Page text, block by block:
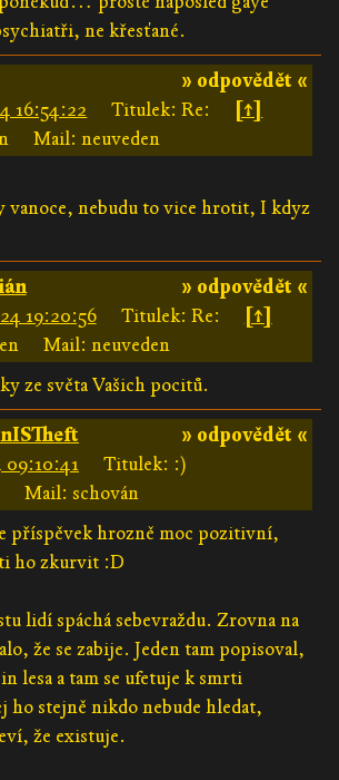
ne křesťané.
» odpovědět «
16:54:22 Titulek: Re:
[↑]
Mail: neuveden
vanoce, nebudu to vice hrotit, I kdyz
» odpovědět «
19:20:56 Titulek: Re:
[↑]
Mail: neuveden
ze světa Vašich pocitů.
» odpovědět «
09:10:41
Titulek: :)
Mail: schován
příspěvek hrozně moc pozitivní,
ho zkurvit :D
lidí spáchá sebevraždu. Zrovna na
že se zabije. Jeden tam popisoval,
lesa a tam se ufetuje k smrti
ho stejně nikdo nebude hledat,
že existuje.